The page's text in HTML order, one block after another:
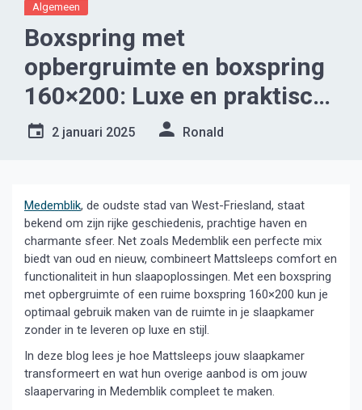
Algemeen
Boxspring met
opbergruimte en boxspring
160×200: Luxe en praktisch
slaapcomfort in Medemblik
2 januari 2025 Ronald
Medemblik, de oudste stad van West-Friesland, staat
bekend om zijn rijke geschiedenis, prachtige haven en
charmante sfeer. Net zoals Medemblik een perfecte mix
biedt van oud en nieuw, combineert Mattsleeps comfort en
functionaliteit in hun slaapoplossingen. Met een boxspring
met opbergruimte of een ruime boxspring 160×200 kun je
optimaal gebruik maken van de ruimte in je slaapkamer
zonder in te leveren op luxe en stijl.
In deze blog lees je hoe Mattsleeps jouw slaapkamer
transformeert en wat hun overige aanbod is om jouw
slaapervaring in Medemblik compleet te maken.